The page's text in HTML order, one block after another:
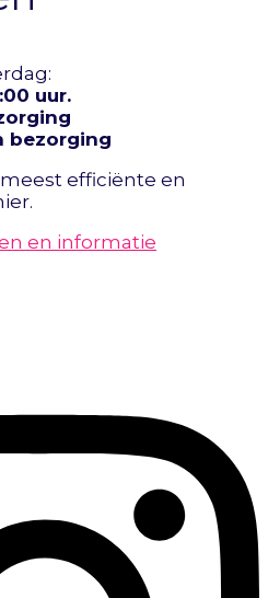
uur.
bezorging
efficiënte en
en informatie